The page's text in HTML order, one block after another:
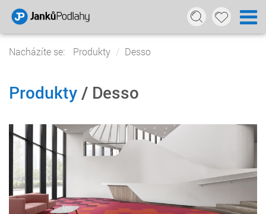
Nacházíte se: Produkty Desso
Produkty / Desso